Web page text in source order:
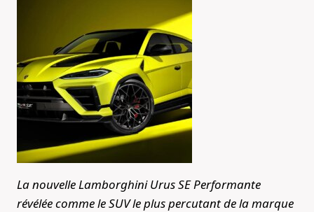
La nouvelle Lamborghini Urus SE Performante
révélée comme le SUV le plus percutant de la marque